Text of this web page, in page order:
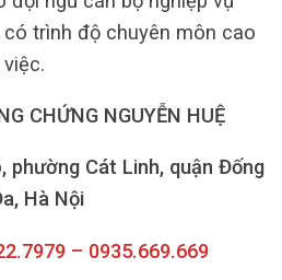
trình độ chuyên môn cao
CHỨNG NGUYỄN HUỆ
phường Cát Linh, quận Đống
Hà Nội
– 0935.669.669